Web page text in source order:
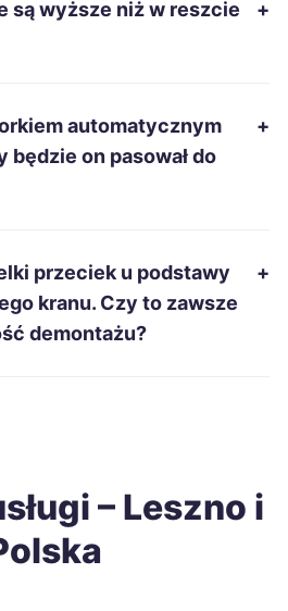
260 zł
261 zł
263 zł
są wyższe niż w reszcie
+
automatycznym
będzie on pasował do
+
przeciek u podstawy
kranu. Czy to zawsze
demontażu?
+
– Leszno i